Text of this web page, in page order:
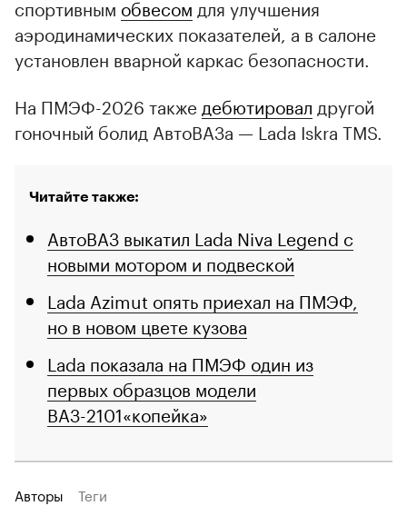
спортивным обвесом для улучшения
аэродинамических показателей, а в салоне
установлен вварной каркас безопасности.
На ПМЭФ-2026 также дебютировал другой
гоночный болид АвтоВАЗа — Lada Iskra TMS.
Читайте также:
АвтоВАЗ выкатил Lada Niva Legend с
новыми мотором и подвеской
Lada Azimut опять приехал на ПМЭФ,
но в новом цвете кузова
Lada показала на ПМЭФ один из
первых образцов модели
ВАЗ-2101«копейка»
Авторы Теги